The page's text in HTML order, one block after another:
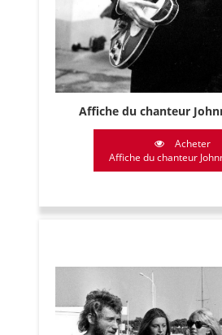
Affiche du chanteur
Acheter
Affiche du chanteur